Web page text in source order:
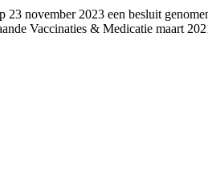
november 2023 een besluit
Vaccinaties & Medicatie maart